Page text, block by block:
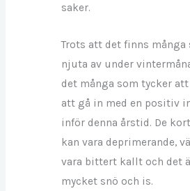
saker.
Trots att det finns många
njuta av under
det många som tycker
att gå in med en positiv
inför denna årstid. De
kan vara deprimerande,
vara bittert kallt och det
mycket snö och is.